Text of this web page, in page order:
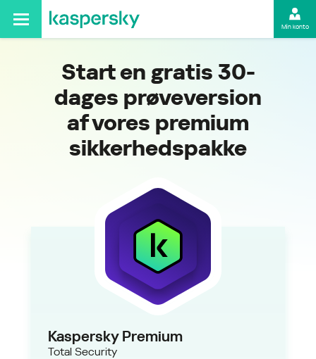
Min konto
Start en gratis 30-
dages prøveversion
af vores premium
sikkerhedspakke
KasperskyPremium
Total Security